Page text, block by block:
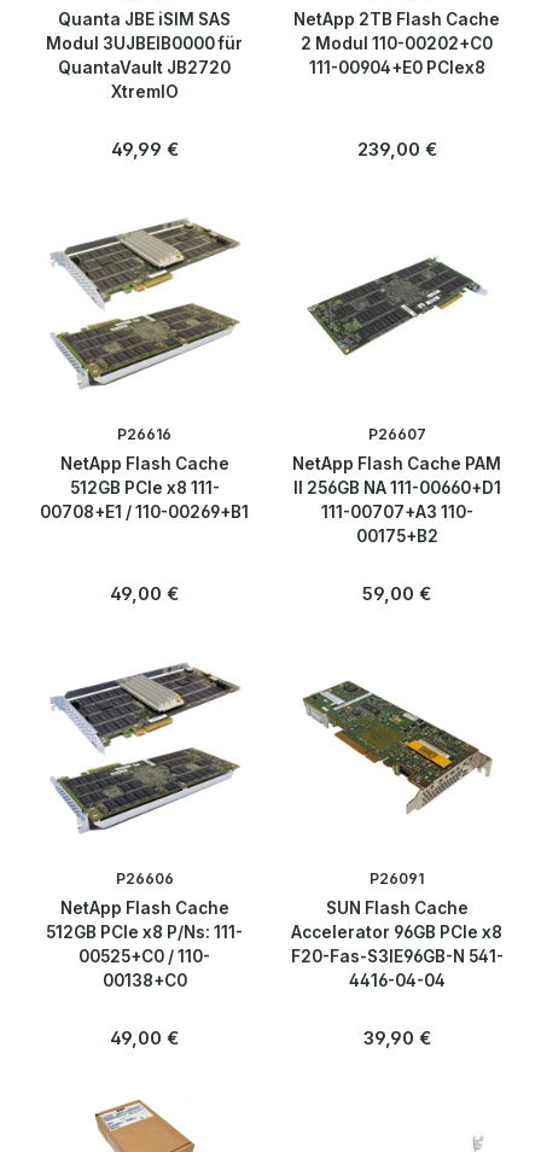
Quanta JBE iSIM SAS
Modul 3UJBEIB0000 für
QuantaVault JB2720
XtremIO
Regulärer Preis:
49,99 €
NetApp 2TB Flash Cache
2 Modul 110-00202+C0
111-00904+E0 PCIex8
Regulärer Preis:
239,00 €
P26616
NetApp Flash Cache
512GB PCIe x8 111-
00708+E1 / 110-00269+B1
Regulärer Preis:
49,00 €
P26607
NetApp Flash Cache PAM
II 256GB NA 111-00660+D1
111-00707+A3 110-
00175+B2
Regulärer Preis:
59,00 €
P26606
NetApp Flash Cache
512GB PCIe x8 P/Ns: 111-
00525+C0 / 110-
00138+C0
Regulärer Preis:
49,00 €
P26091
SUN Flash Cache
Accelerator 96GB PCIe x8
F20-Fas-S3IE96GB-N 541-
4416-04-04
Regulärer Preis:
39,90 €